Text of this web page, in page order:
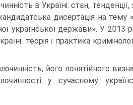
в Україні: стан, тенденції,
дисертація на тему
української держави». У 2013
теорія і практика
його понятійного
у сучасному